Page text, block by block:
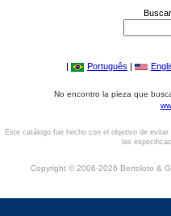
| Português |
No encontro la pieza que
Este catálogo fue hecho con el objetivo de
las
Copyright © 2006-2026 Bertoloto &